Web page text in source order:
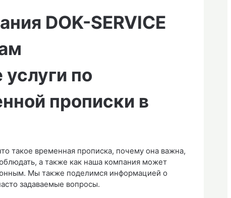
DOK-SERVICE
по
прописки в
такое временная прописка, почему она важна,
а также как наша компания может
Мы также поделимся информацией о
задаваемые вопросы.